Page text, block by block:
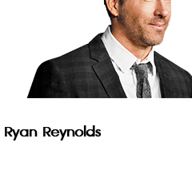
Ryan Reynolds